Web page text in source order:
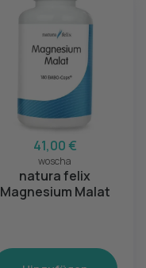
41,00 €
woscha
natura felix
Magnesium Malat